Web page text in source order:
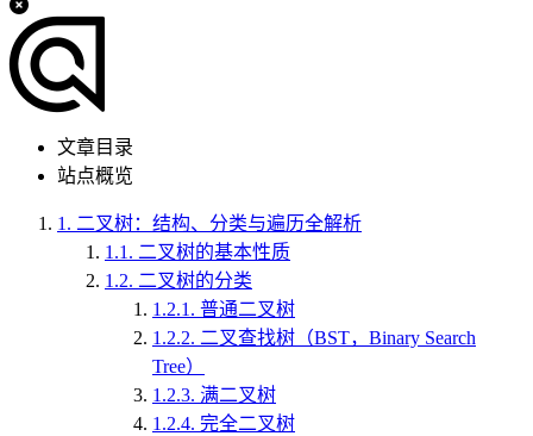
文章目录
站点概览
1. 二叉树：结构、分类与遍历全解析
1.1. 二叉树的基本性质
1.2. 二叉树的分类
1.2.1. 普通二叉树
1.2.2. 二叉查找树（BST，Binary Search
Tree）
1.2.3. 满二叉树
1.2.4. 完全二叉树